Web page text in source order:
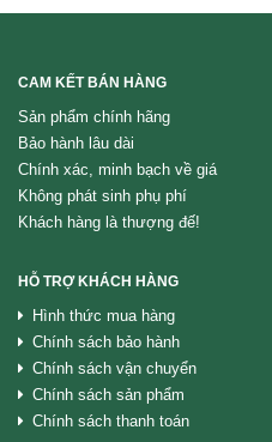
CAM KẾT BÁN HÀNG
Sản phẩm chính hãng
Bảo hành lâu dài
Chính xác, minh bạch về giá
Không phát sinh phụ phí
Khách hàng là thượng đế!
HỖ TRỢ KHÁCH HÀNG
Hình thức mua hàng
Chính sách bảo hành
Chính sách vận chuyển
Chính sách sản phẩm
Chính sách thanh toán